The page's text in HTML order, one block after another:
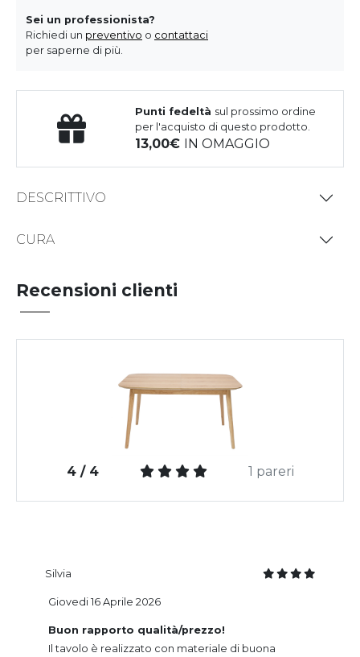
Sei un professionista?
Richiedi un preventivo o contattaci
per saperne di più.
Punti fedeltà sul prossimo ordine
per l'acquisto di questo prodotto.
13,00 IN OMAGGIO
DESCRITTIVO
CURA
Recensioni clienti
4 / 4 1 pareri
Silvia
Buon rapporto qualità/prezzo!
Il tavolo è realizzato con materiale di buona
Giovedi 16 Aprile 2026